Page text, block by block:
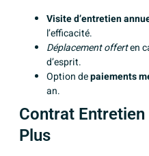
Visite d’entretien
l’efficacité.
Déplacement offerten
d’esprit.
Option depaiements
an.
Contrat
Plus